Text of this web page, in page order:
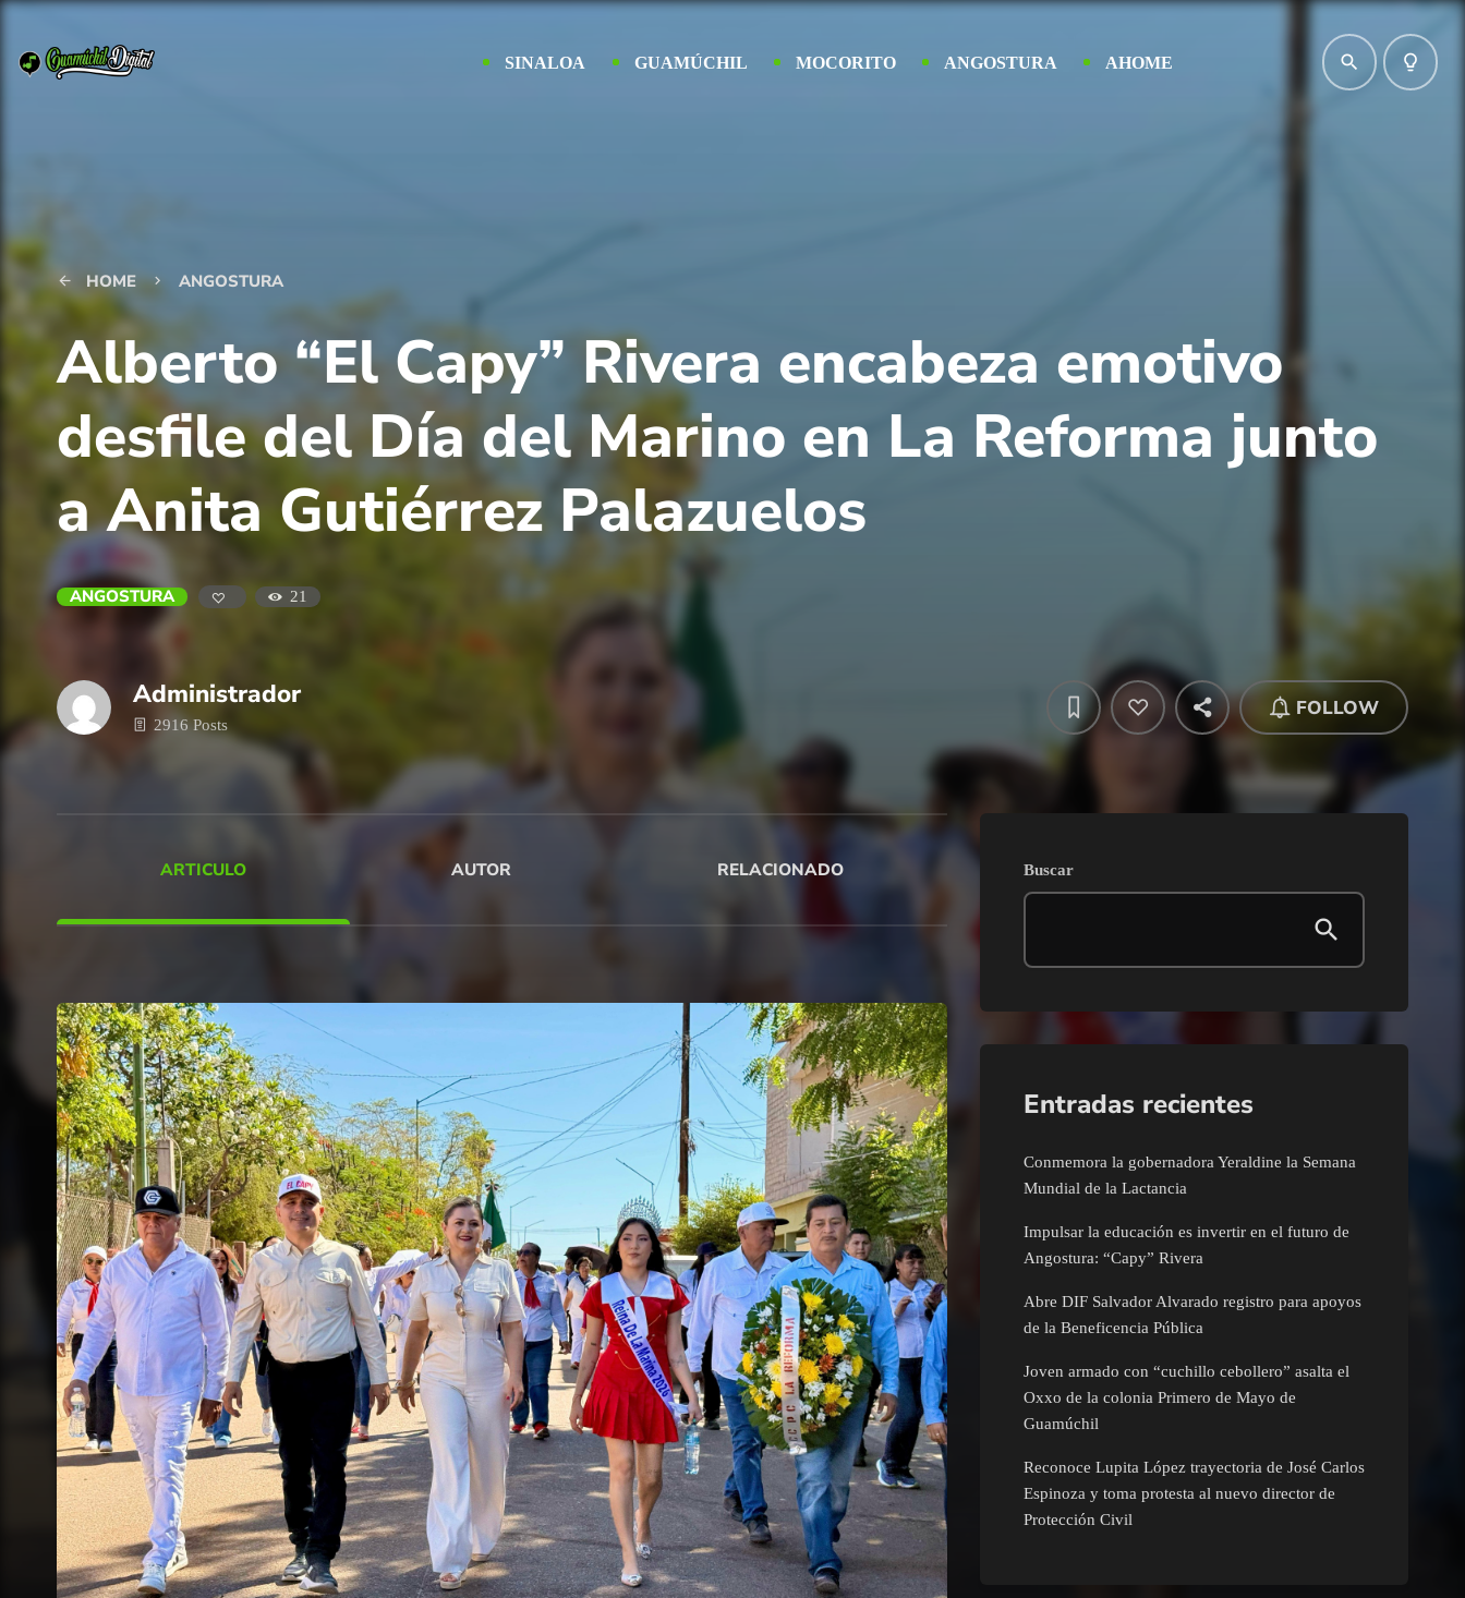
SINALOA GUAMÚCHIL MOCORITO ANGOSTURA AHOME search lightbulb_outline
arrow_back HOME keyboard_arrow_right ANGOSTURA
Alberto “El Capy” Rivera encabeza emotivo
desfile del Día del Marino en La Reforma junto
a Anita Gutiérrez Palazuelos
ANGOSTURA 21
Administrador
2916 Posts
FOLLOW
ARTICULO AUTOR RELACIONADO Buscar
Entradas recientes
Conmemora la gobernadora Yeraldine la Semana
Mundial de la Lactancia
Impulsar la educación es invertir en el futuro de
Angostura: “Capy” Rivera
Abre DIF Salvador Alvarado registro para apoyos
de la Beneficencia Pública
Joven armado con “cuchillo cebollero” asalta el
Oxxo de la colonia Primero de Mayo de
Guamúchil
Reconoce Lupita López trayectoria de José Carlos
Espinoza y toma protesta al nuevo director de
Protección Civil